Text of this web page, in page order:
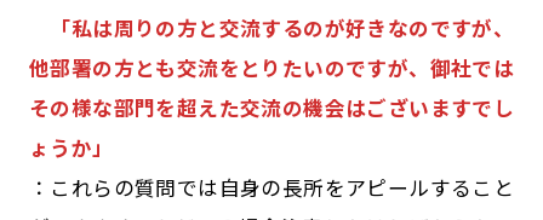
「私は周りの方と交流するのが好きなのですが、
他部署の方とも交流をとりたいのですが、御社では
その様な部門を超えた交流の機会はございますでし
ょうか」
：これらの質問では自身の長所をアピールすること